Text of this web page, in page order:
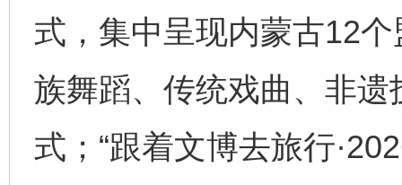
式，集中呈现内蒙古12
族舞蹈、传统戏曲、非
式；“跟着文博去旅行